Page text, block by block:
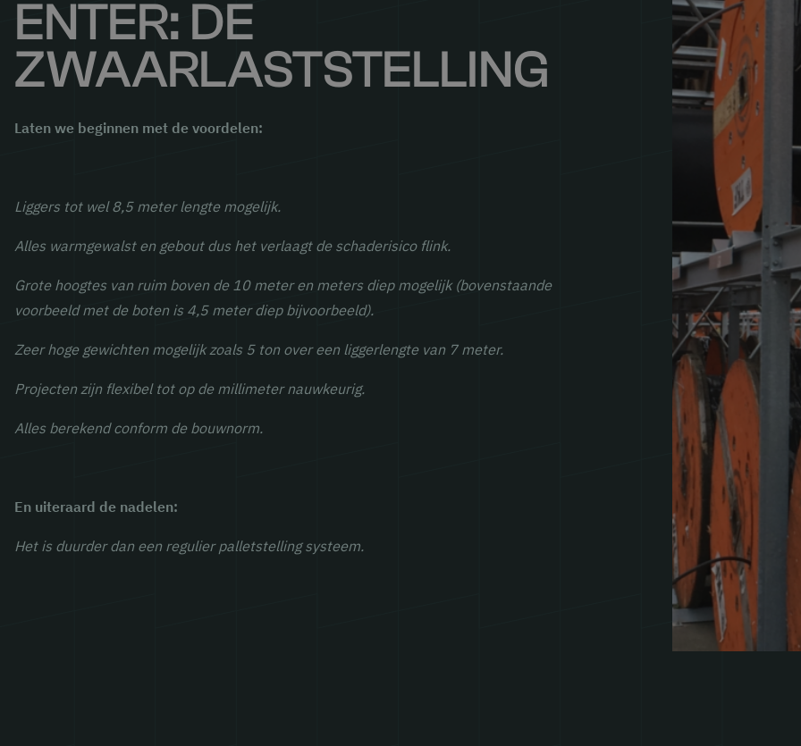
ENTER: DE
ZWAARLASTSTELLING
Laten we beginnen met de voordelen:
Liggers tot wel 8,5 meter lengte mogelijk.
Alles warmgewalst en gebout dus het verlaagt de schaderisico flink.
Grote hoogtes van ruim boven de 10 meter en meters diep mogelijk (bovenstaande
voorbeeld met de boten is 4,5 meter diep bijvoorbeeld).
Zeer hoge gewichten mogelijk zoals 5 ton over een liggerlengte van 7 meter.
Projecten zijn flexibel tot op de millimeter nauwkeurig.
Alles berekend conform de bouwnorm.
En uiteraard de nadelen:
Het is duurder dan een regulier palletstelling systeem.